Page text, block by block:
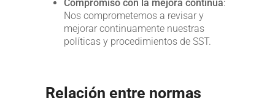
Compromiso con la mejora continua:
Nos comprometemos a revisar y
mejorar continuamente nuestras
políticas y procedimientos de SST.
Relación entre normas